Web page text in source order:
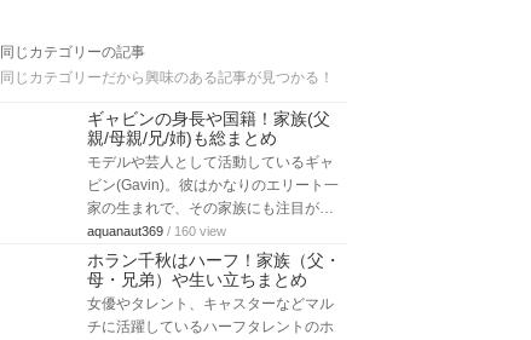
同じカテゴリーの記事
同じカテゴリーだから興味のある記事が見つかる！
ギャビンの身長や国籍！家族(父
親/母親/兄/姉)も総まとめ
モデルや芸人として活動しているギャ
ビン(Gavin)。彼はかなりのエリート一
家の生まれで、その家族にも注目が…
aquanaut369 / 160 view
ホラン千秋はハーフ！家族（父・
母・兄弟）や生い立ちまとめ
女優やタレント、キャスターなどマル
チに活躍しているハーフタレントのホ